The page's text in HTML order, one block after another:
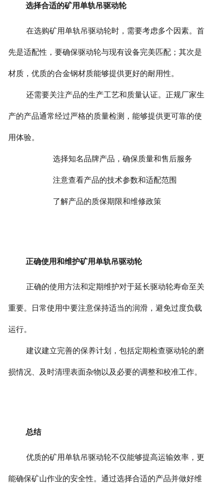
选择合适的矿用单轨吊驱动轮
在选购矿用单轨吊驱动轮时，需要考虑多个因素。首
先是适配性，要确保驱动轮与现有设备完美匹配；其次是
材质，优质的合金钢材质能够提供更好的耐用性。
还需要关注产品的生产工艺和质量认证。正规厂家生
产的产品通常经过严格的质量检测，能够提供更可靠的使
用体验。
选择知名品牌产品，确保质量和售后服务
注意查看产品的技术参数和适配范围
了解产品的质保期限和维修政策
正确使用和维护矿用单轨吊驱动轮
正确的使用方法和定期维护对于延长驱动轮寿命至关
重要。日常使用中要注意保持适当的润滑，避免过度负载
运行。
建议建立完善的保养计划，包括定期检查驱动轮的磨
损情况、及时清理表面杂物以及必要的调整和校准工作。
总结
优质的矿用单轨吊驱动轮不仅能够提高运输效率，更
能确保矿山作业的安全性。通过选择合适的产品并做好维